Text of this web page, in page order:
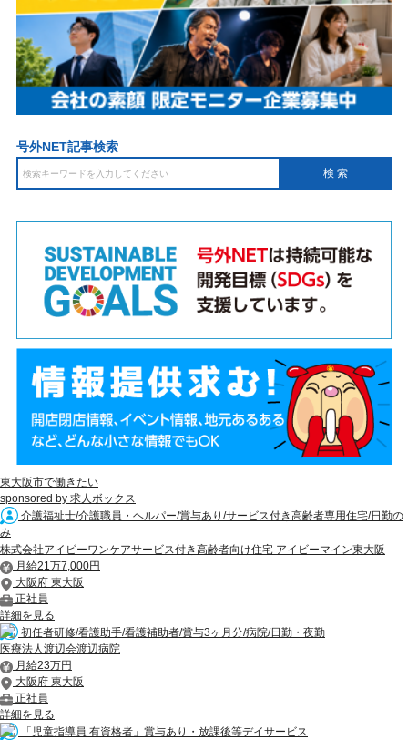
号外NET記事検索
東大阪市で働きたい
sponsored by 求人ボックス
介護福祉士/介護職員・ヘルパー/賞与あり/サービス付き高齢者専用住宅/日勤の
み
株式会社アイビーワンケアサービス付き高齢者向け住宅 アイビーマイン東大阪
月給21万7,000円
大阪府 東大阪
正社員
詳細を見る
初任者研修/看護助手/看護補助者/賞与3ヶ月分/病院/日勤・夜勤
医療法人渡辺会渡辺病院
月給23万円
大阪府 東大阪
正社員
詳細を見る
「児童指導員 有資格者」賞与あり・放課後等デイサービス